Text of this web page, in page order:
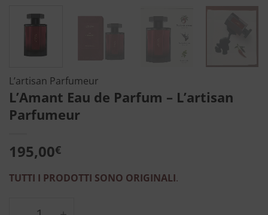
L’artisan Parfumeur
L’Amant Eau de Parfum – L’artisan
Parfumeur
195,00€
TUTTI I PRODOTTI SONO ORIGINALI.
L'Amant Eau de Parfum - L’artisan